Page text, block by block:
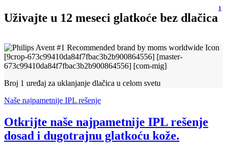
Uživajte u 12 meseci glatkoće bez dlačica
1
Broj 1 uređaj za uklanjanje dlačica u celom svetu
Naše najpametnije IPL rešenje
Otkrijte naše najpametnije IPL rešenje
dosad i dugotrajnu glatkoću kože.